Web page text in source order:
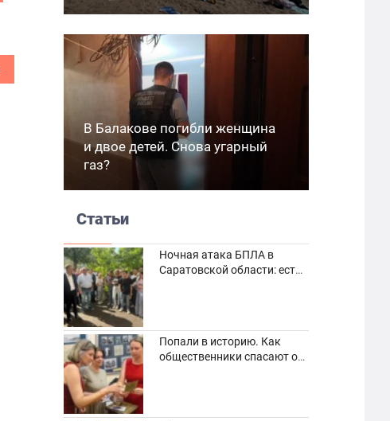
В Балакове погибли женщина
и двое детей. Снова угарный
газ?
Статьи
Ночная атака БПЛА в
Саратовской области: есть
Попали в историю. Как
общественники спасают от